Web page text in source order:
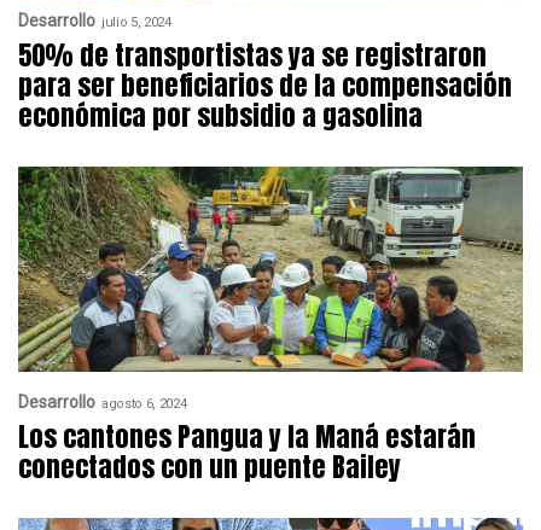
Desarrollo julio 5, 2024
50% de transportistas ya se registraron
para ser beneficiarios de la compensación
económica por subsidio a gasolina
Desarrollo agosto 6, 2024
Los cantones Pangua y la Maná estarán
conectados con un puente Bailey